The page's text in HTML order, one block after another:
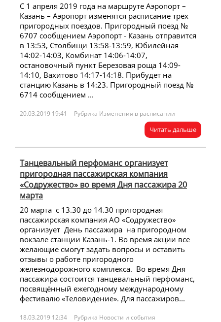
С 1 апреля 2019 года на маршруте Аэропорт –
Казань – Аэропорт изменятся расписание трёх
пригородных поездов. Пригородный поезд №
6707 сообщением Аэропорт - Казань отправится
в 13:53, Столбищи 13:58-13:59, Юбилейная
14:02-14:03, Комбинат 14:06-14:07,
остановочный пункт Березовая роща 14:09-
14:10, Вахитово 14:17-14:18. Прибудет на
станцию Казань в 14:23. Пригородный поезд №
6714 сообщением ...
20.03.2019 19:41 Рубрика Изменения в расписании
Читать дальше
Танцевальный перфоманс организует
пригородная пассажирская компания
«Содружество» во время Дня пассажира 20
марта
20 марта с 13.30 до 14.30 пригородная
пассажирская компания АО «Содружество»
организует День пассажира на пригородном
вокзале станции Казань-1. Во время акции все
желающие смогут задать вопросы и оставить
отзывы о работе пригородного
железнодорожного комплекса. Во время Дня
пассажира состоится танцевальный перфоманс,
посвящённый ежегодному международному
фестивалю «Теловидение». Для пассажиров...
18.03.2019 12:34 Рубрика Новости и события